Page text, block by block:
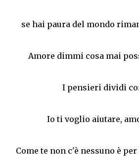
se hai paura del mondo
Amore dimmi cosa mai
I pensieri dividi
Io ti voglio aiutare,
Come te non c'è nessuno è